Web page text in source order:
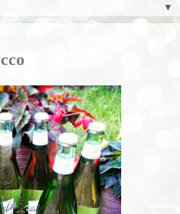
▼